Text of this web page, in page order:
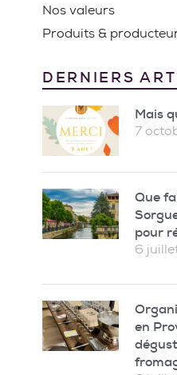
Nos valeurs
Produits &
DERNIERS
Mais
7
Que
pour
6
en